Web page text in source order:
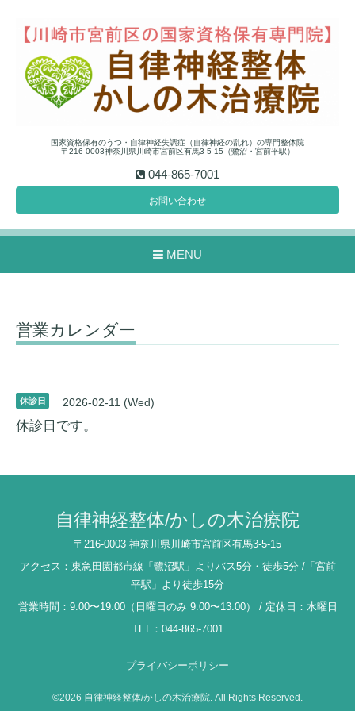
国家資格保有のうつ・自律神経失調症（自律神経の乱れ）の専門整体院
〒216-0003神奈川県川崎市宮前区有馬3-5-15（鷺沼・宮前平駅）
044-865-7001
お問い合わせ
MENU
営業カレンダー
休診日 2026-02-11 (Wed)
休診日です。
自律神経整体/かしの木治療院
〒216-0003 神奈川県川崎市宮前区有馬3-5-15
アクセス：東急田園都市線「鷺沼駅」よりバス5分・徒歩5分 /「宮前
平駅」より徒歩15分
営業時間：9:00〜19:00（日曜日のみ 9:00〜13:00） / 定休日：水曜日
TEL：044-865-7001
プライバシーポリシー
©2026 自律神経整体/かしの木治療院 . All Rights Reserved.